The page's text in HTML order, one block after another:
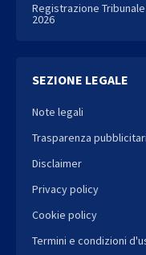
Registrazione
2026
SEZIONE LEGALE
Note legali
Trasparenza
Disclaimer
Privacy policy
Cookie policy
Termini e condizioni